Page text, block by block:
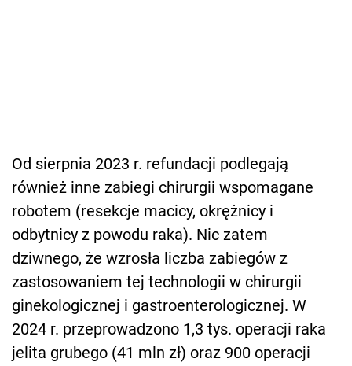
Od sierpnia 2023 r. refundacji podlegają
również inne zabiegi chirurgii wspomagane
robotem (resekcje macicy, okrężnicy i
odbytnicy z powodu raka). Nic zatem
dziwnego, że wzrosła liczba zabiegów z
zastosowaniem tej technologii w chirurgii
ginekologicznej i gastroenterologicznej. W
2024 r. przeprowadzono 1,3 tys. operacji raka
jelita grubego (41 mln zł) oraz 900 operacji